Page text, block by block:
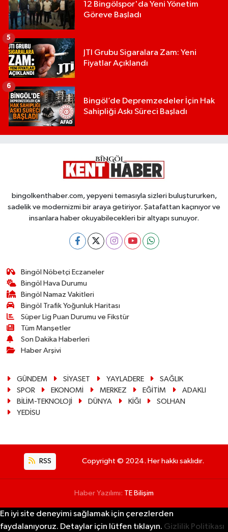
12 Bingölspor'da Yeni Yönetim
Göreve Başladı
JTI Grubu Sigaralara Zam: Yeni
Fiyatlar Açıklandı
5
Bingöl’de Depremzedeler İçin Hak
Sahipliği Askı Süreci Başladı
6
bingolkenthaber.com, yepyeni temasıyla sizleri buluştururken,
sadelik ve modernizmi bir araya getiriyor. Şatafattan kaçınıyor ve
insanlara haber okuyabilecekleri bir altyapı sunuyor.
Bingöl Nöbetçi Eczaneler
Bingöl Hava Durumu
Bingöl Namaz Vakitleri
Bingöl Trafik Yoğunluk Haritası
Süper Lig Puan Durumu ve Fikstür
Tüm Manşetler
Son Dakika Haberleri
Haber Arşivi
GÜNDEM SİYASET YAYLADERE
SAĞLIK
SPOR
EKONOMİ MERKEZ EĞİTİM
ADAKLI
BİLİM-TEKNOLOJİ
DÜNYA KİĞI
SOLHAN
YEDİSU
RSS Copyright © 2024. Her hakkı saklıdır.
Haber Yazılımı: TE Bilişim
En iyi site deneyimi sağlamak için çerezlerden
faydalanıyoruz. Detaylar için lütfen tıklayın. Gizlilik Politikası